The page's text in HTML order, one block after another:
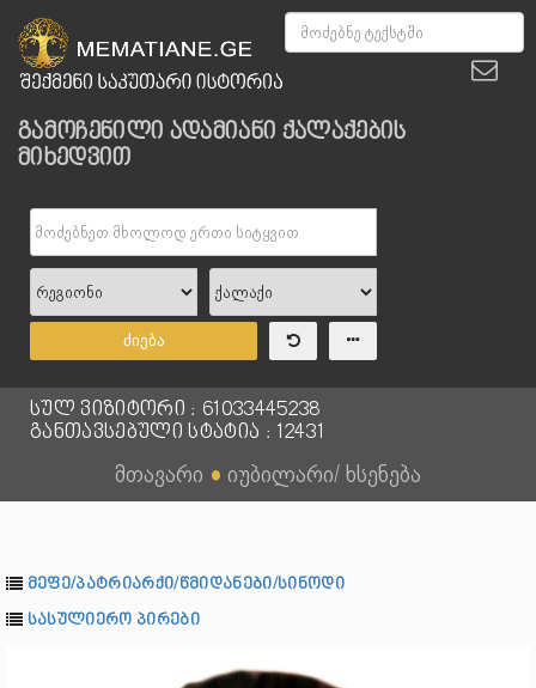
გამოჩენილი ადამიანი ქალაქების
მიხედვით
ძიება
სულ ვიზიტორი : 61033445238
განთავსებული სტატია : 12431
მთავარი ● იუბილარი/ ხსენება
მეფე/პატრიარქი/წმიდანები/სინოდი
სასულიერო პირები